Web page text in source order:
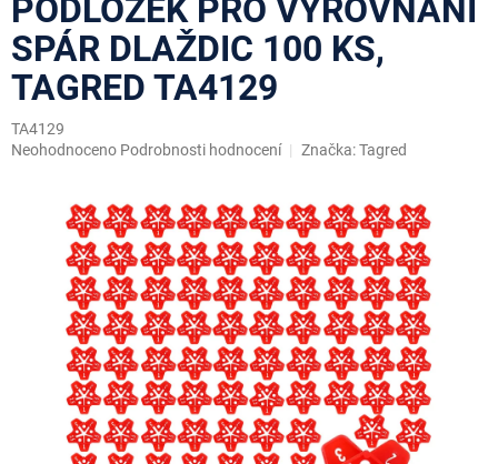
PODLOŽEK PRO VYROVNÁNÍ
SPÁR DLAŽDIC 100 KS,
TAGRED TA4129
TA4129
Průměrné
hvězdiček.
Neohodnoceno Podrobnosti hodnocení Značka:Tagred